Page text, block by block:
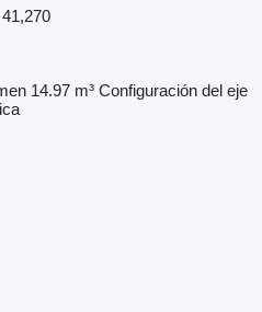
14.97 m³ Configuración del eje